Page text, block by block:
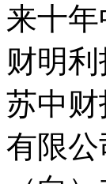
来十
财明
苏中
有限